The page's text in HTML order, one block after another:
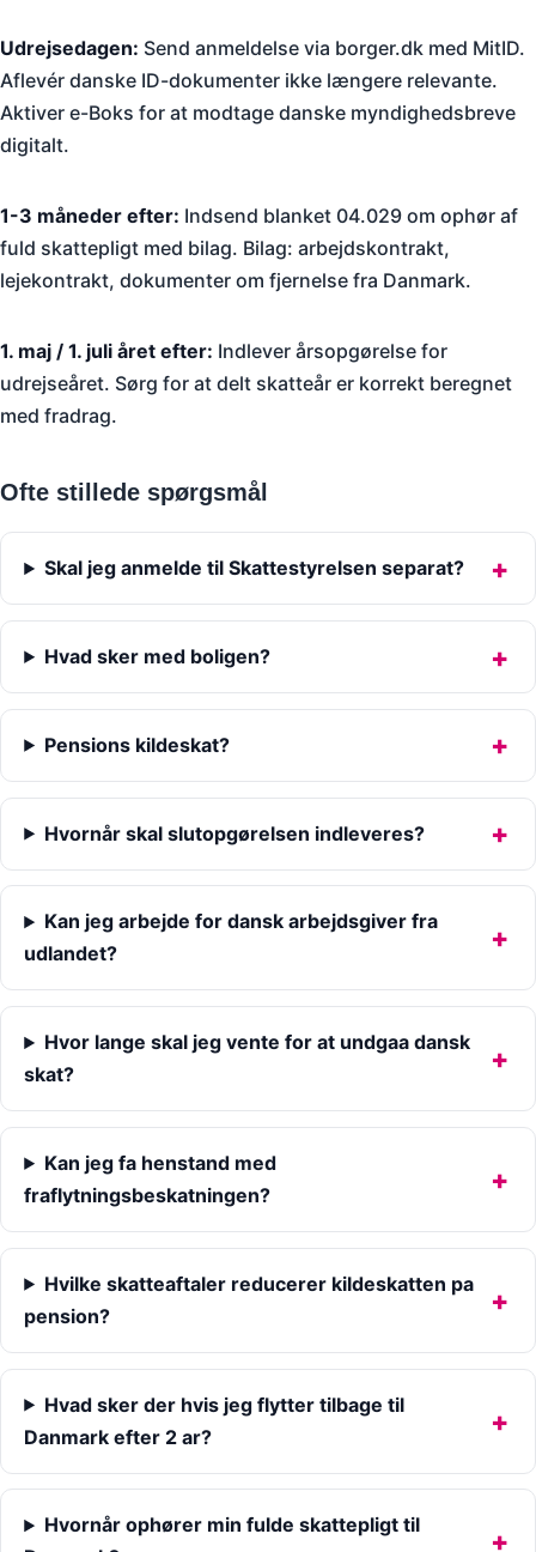
Udrejsedagen: Send anmeldelse via borger.dk med MitID.
Aflevér danske ID-dokumenter ikke længere relevante.
Aktiver e-Boks for at modtage danske myndighedsbreve
digitalt.
1-3 måneder efter: Indsend blanket 04.029 om ophør af
fuld skattepligt med bilag. Bilag: arbejdskontrakt,
lejekontrakt, dokumenter om fjernelse fra Danmark.
1. maj / 1. juli året efter: Indlever årsopgørelse for
udrejseåret. Sørg for at delt skatteår er korrekt beregnet
med fradrag.
Ofte stillede spørgsmål
Skal jeg anmelde til Skattestyrelsen separat?
Hvad sker med boligen?
Pensions kildeskat?
Hvornår skal slutopgørelsen indleveres?
Kan jeg arbejde for dansk arbejdsgiver fra
udlandet?
Hvor lange skal jeg vente for at undgaa dansk
skat?
Kan jeg fa henstand med
fraflytningsbeskatningen?
Hvilke skatteaftaler reducerer kildeskatten pa
pension?
Hvad sker der hvis jeg flytter tilbage til
Danmark efter 2 ar?
Hvornår ophører min fulde skattepligt til